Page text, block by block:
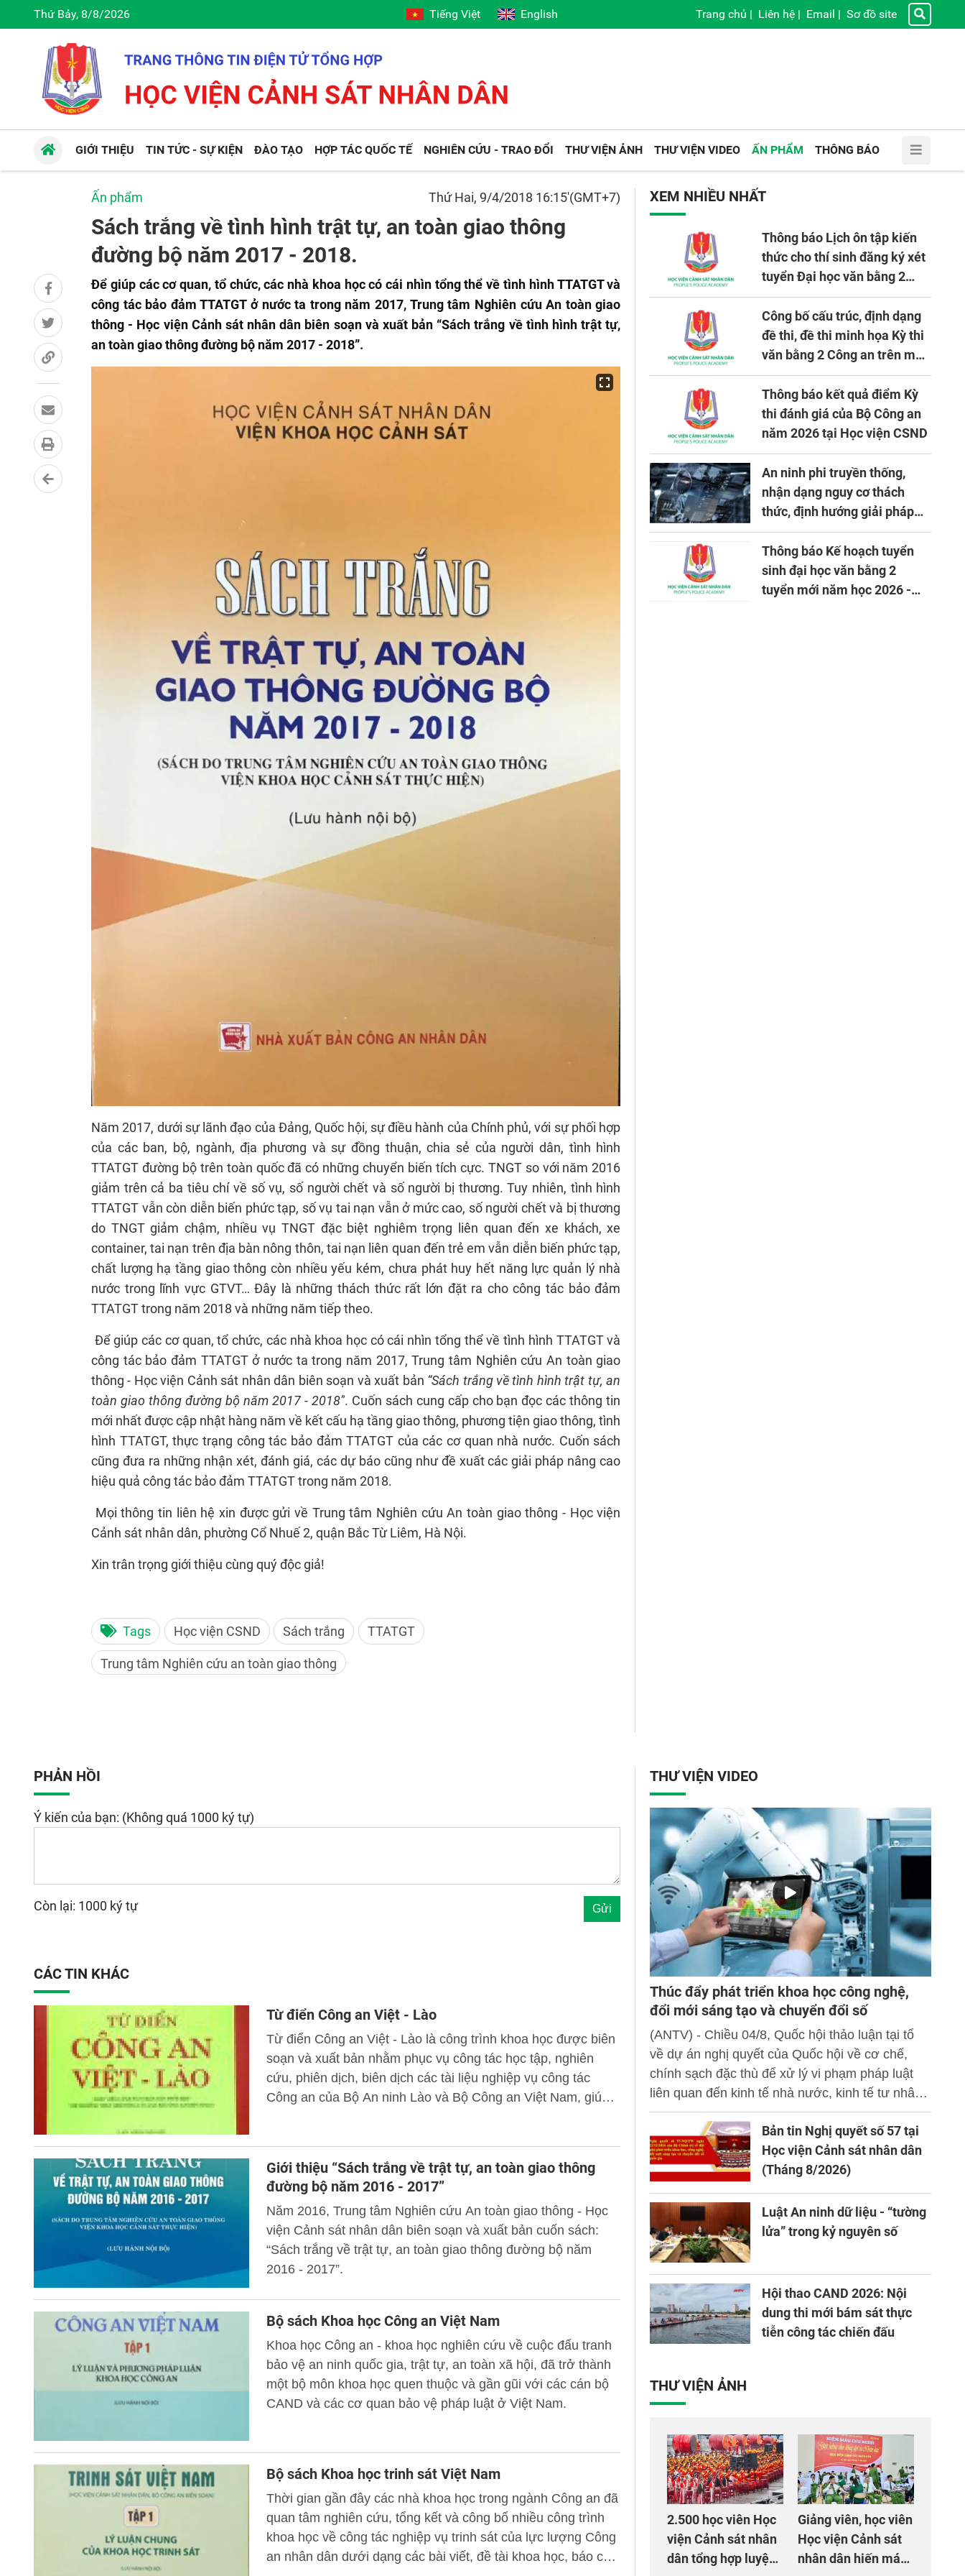
Thứ Bảy, 8/8/2026 Tiếng Việt English Trang chủ | Liên hệ | Email | Sơ đồ site
GIỚI THIỆU TIN TỨC - SỰ KIỆN ĐÀO TẠO HỢP TÁC QUỐC TẾ NGHIÊN CỨU - TRAO ĐỔI THƯ VIỆN ẢNH THƯ VIỆN VIDEO ẤN PHẨM THÔNG BÁO
Ấn phẩm Thứ Hai, 9/4/2018 16:15'(GMT+7)
Sách trắng về tình hình trật tự, an toàn giao thông
đường bộ năm 2017 - 2018.
Để giúp các cơ quan, tổ chức, các nhà khoa học có cái nhìn tổng thể về tình hình TTATGT và
công tác bảo đảm TTATGT ở nước ta trong năm 2017, Trung tâm Nghiên cứu An toàn giao
thông - Học viện Cảnh sát nhân dân biên soạn và xuất bản “Sách trắng về tình hình trật tự,
an toàn giao thông đường bộ năm 2017 - 2018”.
Năm 2017, dưới sự lãnh đạo của Đảng, Quốc hội, sự điều hành của Chính phủ, với sự phối hợp
của các ban, bộ, ngành, địa phương và sự đồng thuận, chia sẻ của người dân, tình hình
TTATGT đường bộ trên toàn quốc đã có những chuyển biến tích cực. TNGT so với năm 2016
giảm trên cả ba tiêu chí về số vụ, số người chết và số người bị thương. Tuy nhiên, tình hình
TTATGT vẫn còn diễn biến phức tạp, số vụ tai nạn vẫn ở mức cao, số người chết và bị thương
do TNGT giảm chậm, nhiều vụ TNGT đặc biệt nghiêm trọng liên quan đến xe khách, xe
container, tai nạn trên địa bàn nông thôn, tai nạn liên quan đến trẻ em vẫn diễn biến phức tạp,
chất lượng hạ tầng giao thông còn nhiều yếu kém, chưa phát huy hết năng lực quản lý nhà
nước trong lĩnh vực GTVT… Đây là những thách thức rất lớn đặt ra cho công tác bảo đảm
TTATGT trong năm 2018 và những năm tiếp theo.
Để giúp các cơ quan, tổ chức, các nhà khoa học có cái nhìn tổng thể về tình hình TTATGT và
công tác bảo đảm TTATGT ở nước ta trong năm 2017, Trung tâm Nghiên cứu An toàn giao
thông - Học viện Cảnh sát nhân dân biên soạn và xuất bản “Sách trắng về tình hình trật tự, an
toàn giao thông đường bộ năm 2017 - 2018”. Cuốn sách cung cấp cho bạn đọc các thông tin
mới nhất được cập nhật hàng năm về kết cấu hạ tầng giao thông, phương tiện giao thông, tình
hình TTATGT, thực trạng công tác bảo đảm TTATGT của các cơ quan nhà nước. Cuốn sách
cũng đưa ra những nhận xét, đánh giá, các dự báo cũng như đề xuất các giải pháp nâng cao
hiệu quả công tác bảo đảm TTATGT trong năm 2018.
Mọi thông tin liên hệ xin được gửi về Trung tâm Nghiên cứu An toàn giao thông - Học viện
Cảnh sát nhân dân, phường Cổ Nhuế 2, quận Bắc Từ Liêm, Hà Nội.
Xin trân trọng giới thiệu cùng quý độc giả!
Tags Học viện CSND Sách trắng TTATGT
Trung tâm Nghiên cứu an toàn giao thông
XEM NHIỀU NHẤT
Thông báo Lịch ôn tập kiến
thức cho thí sinh đăng ký xét
tuyển Đại học văn bằng 2
tuyển mới, mở tại Học viện
CSND năm học 2026 - 2027
Công bố cấu trúc, định dạng
đề thi, đề thi minh họa Kỳ thi
văn bằng 2 Công an trên máy
tính
Thông báo kết quả điểm Kỳ
thi đánh giá của Bộ Công an
năm 2026 tại Học viện CSND
An ninh phi truyền thống,
nhận dạng nguy cơ thách
thức, định hướng giải pháp
đảm bảo an ninh quốc gia
trong tình hình hiện nay
Thông báo Kế hoạch tuyển
sinh đại học văn bằng 2
tuyển mới năm học 2026 -
PHẢN HỒI
Ý kiến của bạn: (Không quá 1000 ký tự)
Còn lại: 1000 ký tự
CÁC TIN KHÁC
Từ điển Công an Việt - Lào
Từ điển Công an Việt - Lào là công trình khoa học được biên
soạn và xuất bản nhằm phục vụ công tác học tập, nghiên
cứu, phiên dịch, biên dịch các tài liệu nghiệp vụ công tác
Công an của Bộ An ninh Lào và Bộ Công an Việt Nam, giúp
Giới thiệu “Sách trắng về trật tự, an toàn giao thông
đường bộ năm 2016 - 2017”
Năm 2016, Trung tâm Nghiên cứu An toàn giao thông - Học
viện Cảnh sát nhân dân biên soạn và xuất bản cuốn sách:
“Sách trắng về trật tự, an toàn giao thông đường bộ năm
2016 - 2017”.
Bộ sách Khoa học Công an Việt Nam
Khoa học Công an - khoa học nghiên cứu về cuộc đấu tranh
bảo vệ an ninh quốc gia, trật tự, an toàn xã hội, đã trở thành
một bộ môn khoa học quen thuộc và gần gũi với các cán bộ
CAND và các cơ quan bảo vệ pháp luật ở Việt Nam.
Bộ sách Khoa học trinh sát Việt Nam
Thời gian gần đây các nhà khoa học trong ngành Công an đã
quan tâm nghiên cứu, tổng kết và công bố nhiều công trình
khoa học về công tác nghiệp vụ trinh sát của lực lượng Công
an nhân dân dưới dạng các bài viết, đề tài khoa học, báo cáo
THƯ VIỆN VIDEO
Thúc đẩy phát triển khoa học công nghệ,
đổi mới sáng tạo và chuyển đổi số
(ANTV) - Chiều 04/8, Quốc hội thảo luận tại tổ
về dự án nghị quyết của Quốc hội về cơ chế,
chính sạch đặc thù để xử lý vi phạm pháp luật
liên quan đến kinh tế nhà nước, kinh tế tư nhân
và ứng dụng khoa học công nghệ, đổi mới sáng
tạo và chuyển đổi số.Bản tin Nghị quyết số 57 tại
Học viện Cảnh sát nhân dân
(Tháng 8/2026)
Luật An ninh dữ liệu - “tường
lửa” trong kỷ nguyên số
Hội thao CAND 2026: Nội
dung thi mới bám sát thực
tiễn công tác chiến đấu
THƯ VIỆN ẢNH
2.500 học viên Học
viện Cảnh sát nhân
dân tổng hợp luyện
Giảng viên, học viên
Học viện Cảnh sát
nhân dân hiến máu